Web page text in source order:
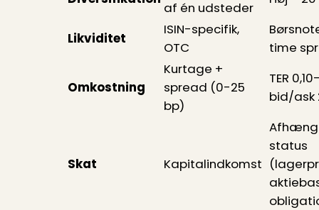
af én udsteder
Likviditet
ISIN-specifik,
OTC
time
Omkostning
Kurtage +
spread (0-25
bp)
TER
bid/ask
Skat Kapitalindkomst
status